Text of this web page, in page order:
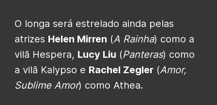
O longa será estrelado ainda pelas
atrizes Helen Mirren (A Rainha) como a
vilã Hespera, Lucy Liu (Panteras) como
a vilã Kalypso e Rachel Zegler (Amor,
Sublime Amor) como Athea.